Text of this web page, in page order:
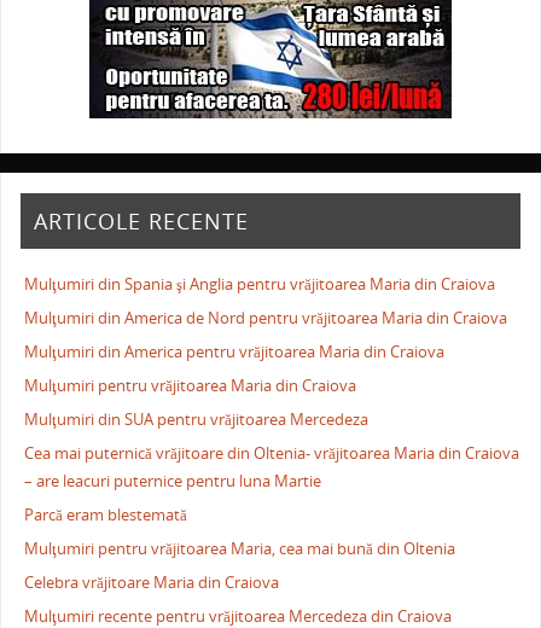
ARTICOLE RECENTE
Mulţumiri din Spania şi Anglia pentru vrăjitoarea Maria din Craiova
Mulţumiri din America de Nord pentru vrăjitoarea Maria din Craiova
Mulţumiri din America pentru vrăjitoarea Maria din Craiova
Mulţumiri pentru vrăjitoarea Maria din Craiova
Mulţumiri din SUA pentru vrăjitoarea Mercedeza
Cea mai puternică vrăjitoare din Oltenia- vrăjitoarea Maria din Craiova
– are leacuri puternice pentru luna Martie
Parcă eram blestemată
Mulţumiri pentru vrăjitoarea Maria, cea mai bună din Oltenia
Celebra vrăjitoare Maria din Craiova
Mulţumiri recente pentru vrăjitoarea Mercedeza din Craiova